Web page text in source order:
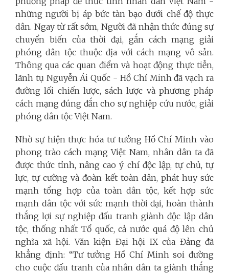
những người bị áp bức tàn bạo dưới chế độ thực
dân. Ngay từ rất sớm, Người đã nhận thức đúng sự
chuyển biến của thời đại, gắn cách mạng giải
phóng dân tộc thuộc địa với cách mạng vô sản.
Thông qua các quan điểm và hoạt động thực tiễn,
lãnh tụ Nguyễn Ái Quốc - Hồ Chí Minh đã vạch ra
đường lối chiến lược, sách lược và phương pháp
cách mạng đúng đắn cho sự nghiệp cứu nước, giải
phóng dân tộc Việt Nam.
Nhờ sự hiện thực hóa tư tưởng Hồ Chí Minh vào
phong trào cách mạng Việt Nam, nhân dân ta đã
được thức tỉnh, nâng cao ý chí độc lập, tự chủ, tự
lực, tự cường và đoàn kết toàn dân, phát huy sức
mạnh tổng hợp của toàn dân tộc, kết hợp sức
mạnh dân tộc với sức mạnh thời đại, hoàn thành
thắng lợi sự nghiệp đấu tranh giành độc lập dân
tộc, thống nhất Tổ quốc, cả nước quá độ lên chủ
nghĩa xã hội. Văn kiện Đại hội IX của Đảng đã
khẳng định: “Tư tưởng Hồ Chí Minh soi đường
cho cuộc đấu tranh của nhân dân ta giành thắng